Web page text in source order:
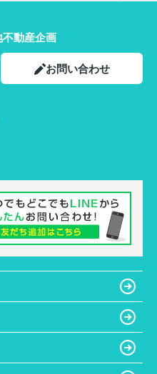
動産企画
お問い合わせ